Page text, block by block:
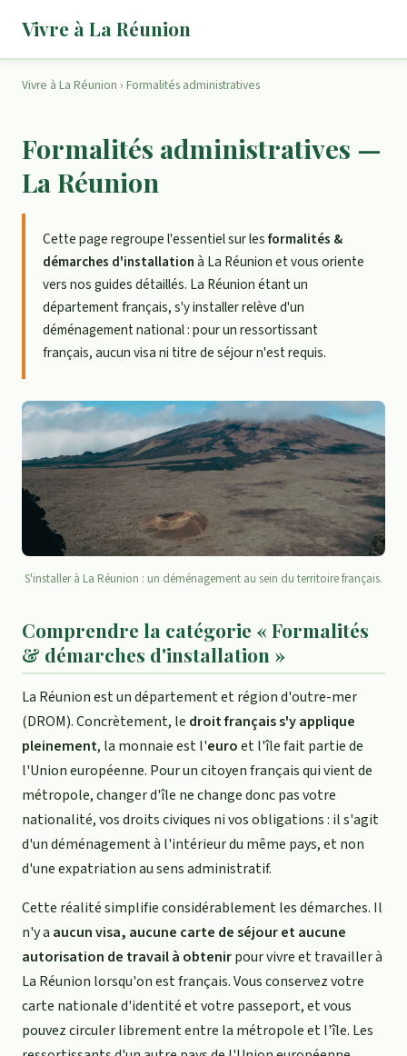
Vivre à La Réunion
Vivre à La Réunion › Formalités administratives
Formalités administratives —
La Réunion
Cette page regroupe l'essentiel sur lesformalités &
démarches d'installationà La Réunion et vous oriente
vers nos guides détaillés. La Réunion étant un
département français, s'y installer relève d'un
déménagement national : pour un ressortissant
français, aucun visa ni titre de séjour n'est requis.
S'installer à La Réunion : un déménagement au sein du territoire français.
Comprendre la catégorie « Formalités
& démarches d'installation »
La Réunion est un département et région d'outre-mer
(DROM). Concrètement, le droit français s'y applique
pleinement, la monnaie est l'euroet l'île fait partie de
l'Union européenne. Pour un citoyen français qui vient de
métropole, changer d'île ne change donc pas votre
nationalité, vos droits civiques ni vos obligations : il s'agit
d'un déménagement à l'intérieur du même pays, et non
d'une expatriation au sens administratif.
Cette réalité simplifie considérablement les démarches. Il
n'y a aucun visa, aucune carte de séjour et aucune
autorisation de travail à obtenirpour vivre et travailler à
La Réunion lorsqu'on est français. Vous conservez votre
carte nationale d'identité et votre passeport, et vous
pouvez circuler librement entre la métropole et l'île. Les